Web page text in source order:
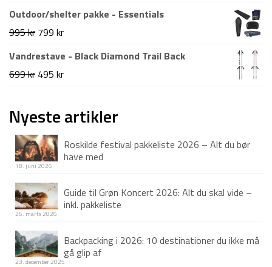
oprindelige
pris
999 kr.
aktuelle
549 kr.
Outdoor/shelter pakke - Essentials
995kr Den
oprindelige
pris
799 krDen
aktuelle
Vandrestave - Black Diamond Trail Back
699kr Den
pris
699 kr.
495 krDen
495 kr.
Nyeste artikler
Roskilde festival pakkeliste 2026 – Alt du bør
have med
18. juni 2026
Guide til Grøn Koncert 2026: Alt du skal vide –
inkl. pakkeliste
26. marts 2026
Backpacking i 2026: 10 destinationer du ikke må
gå glip af
23. december 2025